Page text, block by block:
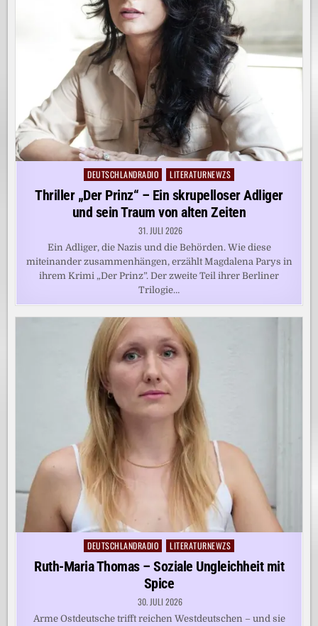
Posted
in
DEUTSCHLANDRADIO LITERATURNEWZS
Thriller „Der Prinz“ – Ein skrupelloser Adliger
und sein Traum von alten Zeiten
31. JULI 2026
Ein Adliger, die Nazis und die Behörden. Wie diese
miteinander zusammenhängen, erzählt Magdalena Parys in
ihrem Krimi „Der Prinz”. Der zweite Teil ihrer Berliner
Trilogie…
Posted
in
DEUTSCHLANDRADIO LITERATURNEWZS
Ruth-Maria Thomas – Soziale Ungleichheit mit
Spice
30. JULI 2026
Arme Ostdeutsche trifft reichen Westdeutschen – und sie